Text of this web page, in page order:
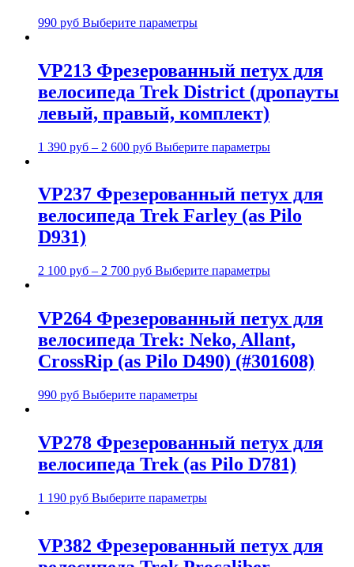
990 руб Выберите параметры
VP213 Фрезерованный петух для
велосипеда Trek District (дропауты
левый, правый, комплект)
1 390 руб – 2 600 руб Выберите параметры
VP237 Фрезерованный петух для
велосипеда Trek Farley (as Pilo
D931)
2 100 руб – 2 700 руб Выберите параметры
VP264 Фрезерованный петух для
велосипеда Trek: Neko, Allant,
CrossRip (as Pilo D490) (#301608)
990 руб Выберите параметры
VP278 Фрезерованный петух для
велосипеда Trek (as Pilo D781)
1 190 руб Выберите параметры
VP382 Фрезерованный петух для